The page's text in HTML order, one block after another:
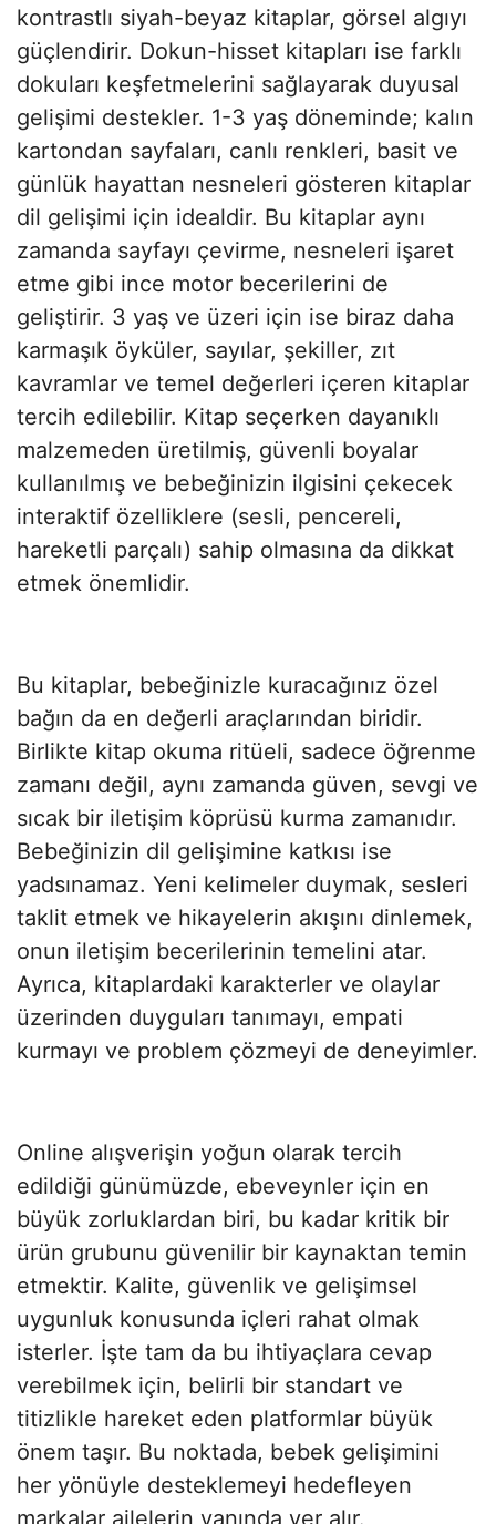
kontrastlı siyah-beyaz kitaplar, görsel algıyı
güçlendirir. Dokun-hisset kitapları ise farklı
dokuları keşfetmelerini sağlayarak duyusal
gelişimi destekler. 1-3 yaş döneminde; kalın
kartondan sayfaları, canlı renkleri, basit ve
günlük hayattan nesneleri gösteren kitaplar
dil gelişimi için idealdir. Bu kitaplar aynı
zamanda sayfayı çevirme, nesneleri işaret
etme gibi ince motor becerilerini de
geliştirir. 3 yaş ve üzeri için ise biraz daha
karmaşık öyküler, sayılar, şekiller, zıt
kavramlar ve temel değerleri içeren kitaplar
tercih edilebilir. Kitap seçerken dayanıklı
malzemeden üretilmiş, güvenli boyalar
kullanılmış ve bebeğinizin ilgisini çekecek
interaktif özelliklere (sesli, pencereli,
hareketli parçalı) sahip olmasına da dikkat
etmek önemlidir.
Bu kitaplar, bebeğinizle kuracağınız özel
bağın da en değerli araçlarından biridir.
Birlikte kitap okuma ritüeli, sadece öğrenme
zamanı değil, aynı zamanda güven, sevgi ve
sıcak bir iletişim köprüsü kurma zamanıdır.
Bebeğinizin dil gelişimine katkısı ise
yadsınamaz. Yeni kelimeler duymak, sesleri
taklit etmek ve hikayelerin akışını dinlemek,
onun iletişim becerilerinin temelini atar.
Ayrıca, kitaplardaki karakterler ve olaylar
üzerinden duyguları tanımayı, empati
kurmayı ve problem çözmeyi de deneyimler.
Online alışverişin yoğun olarak tercih
edildiği günümüzde, ebeveynler için en
büyük zorluklardan biri, bu kadar kritik bir
ürün grubunu güvenilir bir kaynaktan temin
etmektir. Kalite, güvenlik ve gelişimsel
uygunluk konusunda içleri rahat olmak
isterler. İşte tam da bu ihtiyaçlara cevap
verebilmek için, belirli bir standart ve
titizlikle hareket eden platformlar büyük
önem taşır. Bu noktada, bebek gelişimini
her yönüyle desteklemeyi hedefleyen